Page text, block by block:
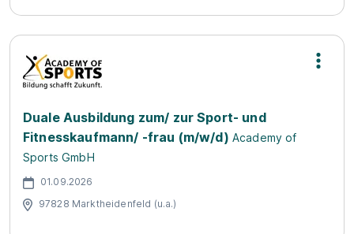
Duale Ausbildung zum/ zur Sport- und
Fitnesskaufmann/ -frau (m/w/d) Academy of
Sports GmbH
01.09.2026
97828 Marktheidenfeld (u.a.)